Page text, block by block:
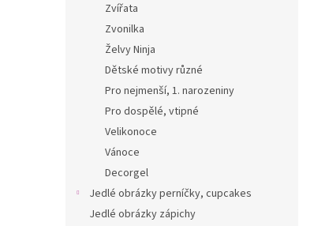
Zvířata
Zvonilka
Želvy Ninja
Dětské motivy různé
Pro nejmenší, 1. narozeniny
Pro dospělé, vtipné
Velikonoce
Vánoce
Decorgel
Jedlé obrázky perníčky, cupcakes
Jedlé obrázky zápichy